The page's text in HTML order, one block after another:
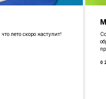
лето скоро наступит!